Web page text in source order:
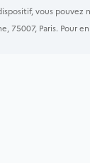
vous
75007, Paris. Pour